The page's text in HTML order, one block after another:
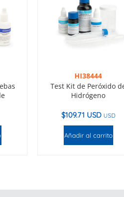
HI38444
Test Kit de Peróxido
Hidrógeno
$109.71 USD USD
Añadir al carrito